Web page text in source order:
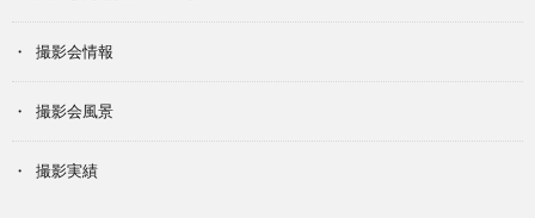
撮影会情報
撮影会風景
撮影実績